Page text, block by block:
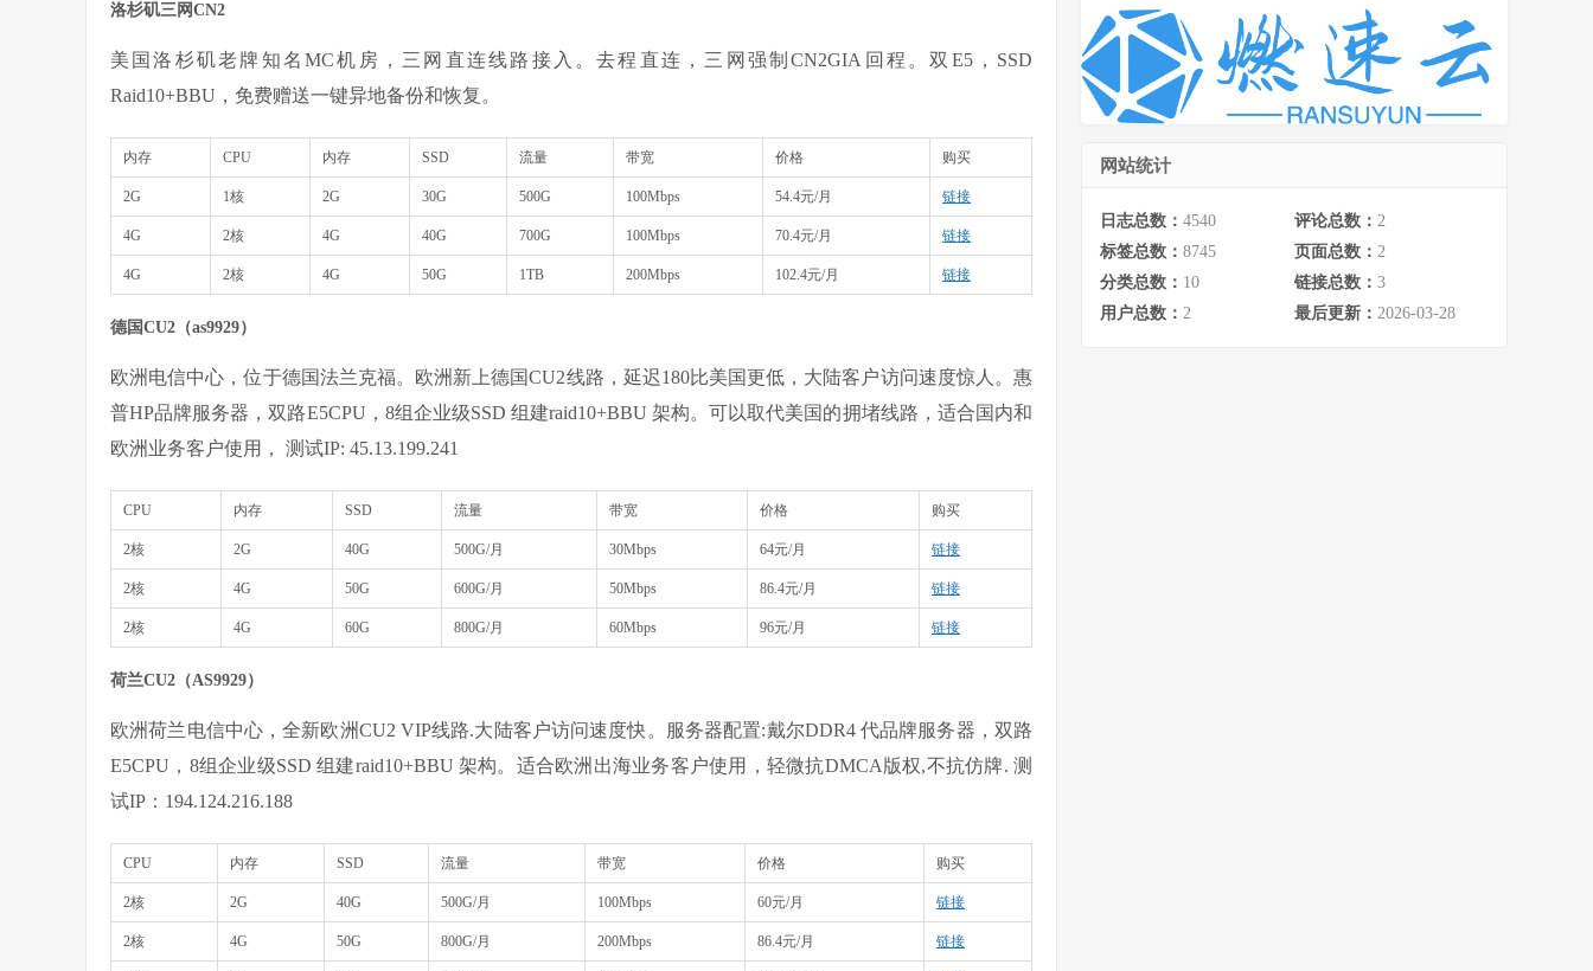
洛杉矶三网CN2
美国洛杉矶老牌知名MC机房，三网直连线路接入。去程直连，三网强制CN2GIA回程。双E5，SSD
Raid10+BBU，免费赠送一键异地备份和恢复。
内存 CPU 内存 SSD 流量 带宽 价格 购买
2G 1核 2G 30G 500G 100Mbps 54.4元/月 链接
4G 2核 4G 40G 700G 100Mbps 70.4元/月 链接
4G 2核 4G 50G 1TB 200Mbps 102.4元/月 链接
德国CU2（as9929）
欧洲电信中心，位于德国法兰克福。欧洲新上德国CU2线路，延迟180比美国更低，大陆客户访问速度惊人。惠
普HP品牌服务器，双路E5CPU，8组企业级SSD 组建raid10+BBU 架构。可以取代美国的拥堵线路，适合国内和
欧洲业务客户使用， 测试IP: 45.13.199.241
CPU 内存 SSD 流量 带宽 价格 购买
2核 2G 40G 500G/月 30Mbps 64元/月 链接
2核 4G 50G 600G/月 50Mbps 86.4元/月 链接
2核 4G 60G 800G/月 60Mbps 96元/月 链接
荷兰CU2（AS9929）
欧洲荷兰电信中心，全新欧洲CU2 VIP线路.大陆客户访问速度快。服务器配置:戴尔DDR4 代品牌服务器，双路
E5CPU，8组企业级SSD 组建raid10+BBU 架构。适合欧洲出海业务客户使用，轻微抗DMCA版权,不抗仿牌. 测
试IP：194.124.216.188
CPU 内存 SSD 流量 带宽 价格 购买
2核 2G 40G 500G/月 100Mbps 60元/月 链接
2核 4G 50G 800G/月 200Mbps 86.4元/月 链接
网站统计
日志总数： 4540 评论总数： 2
标签总数： 8745 页面总数： 2
分类总数： 10 链接总数： 3
用户总数： 2 最后更新： 2026-03-28